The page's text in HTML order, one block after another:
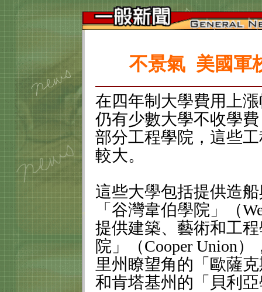
不景氣 美國軍
在四年制大學費用上
仍有少數大學不收學
部分工程學院，這些
較大。
這些大學包括提供造
「谷灣韋伯學院」（
提供建築、藝術和工
院」（Cooper Union）
里州瞭望角的「歐薩
和肯塔基州的「貝利